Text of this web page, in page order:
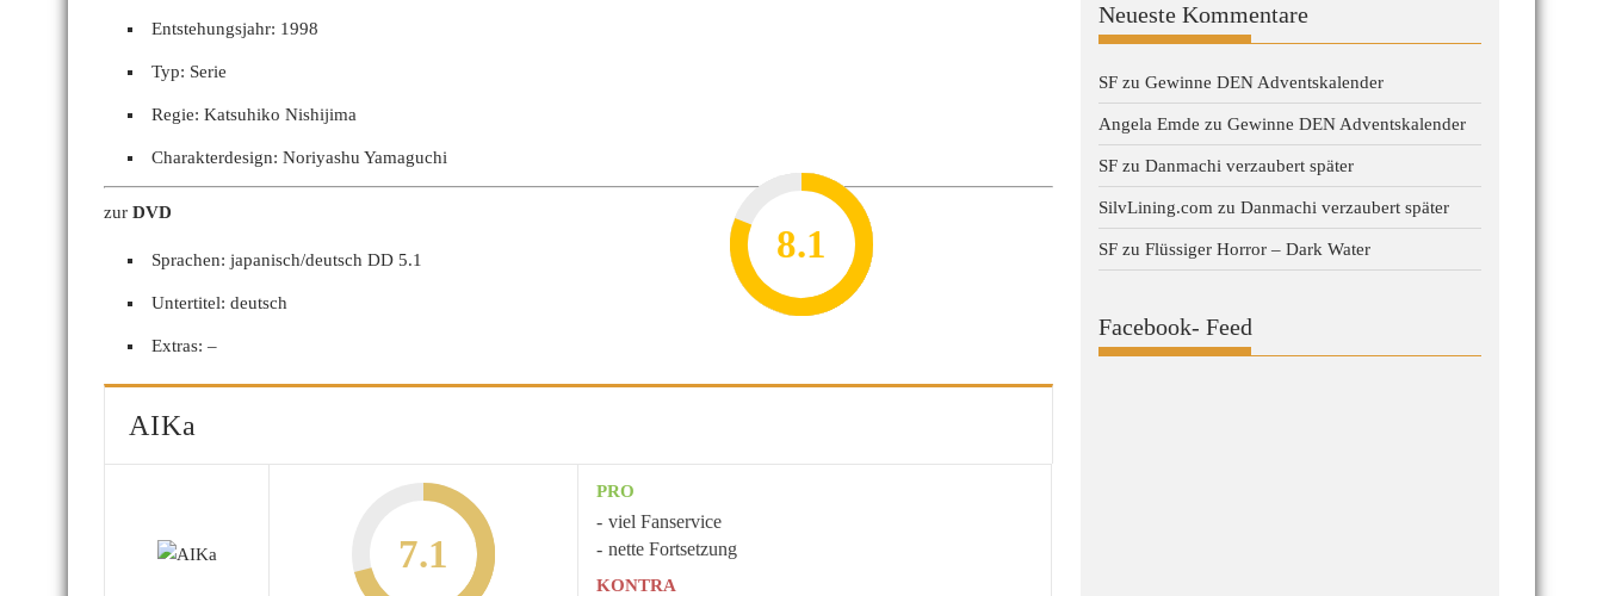
Entstehungsjahr: 1998
Typ: Serie
Regie: Katsuhiko Nishijima
Charakterdesign: Noriyashu Yamaguchi
zur DVD
Sprachen: japanisch/deutsch DD 5.1
Untertitel: deutsch
Extras: –
AIKa
7.1
PRO
viel Fanservice
nette Fortsetzung
KONTRA
8.2
7.8
7.1
7
8.1
Neueste Kommentare
SF zu Gewinne DEN Adventskalender
Angela Emde zu Gewinne DEN Adventskalender
SF zu Danmachi verzaubert später
SilvLining.com zu Danmachi verzaubert später
SF zu Flüssiger Horror – Dark Water
Facebook- Feed